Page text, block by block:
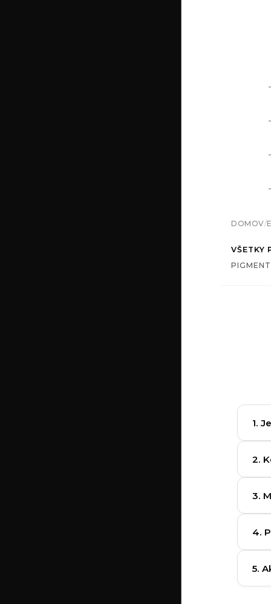
DOMOV/
VŠETKY
1.
2.
3.
4.
5.